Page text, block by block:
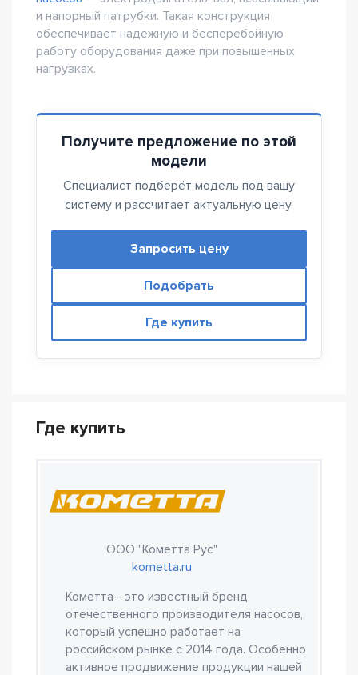
и напорный патрубки. Такая конструкция
обеспечивает надежную и бесперебойную
работу оборудования даже при повышенных
нагрузках.
Получите предложение по этой
модели
Специалист подберёт модель под вашу
систему и рассчитает актуальную цену.
Запросить цену
Подобрать
Где купить
Где купить
ООО "Кометта Рус"
kometta.ru
Кометта - это известный бренд
отечественного производителя насосов,
который успешно работает на
российском рынке с 2014 года. Особенно
активное продвижение продукции нашей